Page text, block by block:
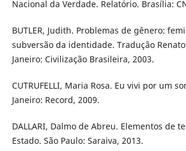
Nacional da Verdade. Relatório. Brasília:
BUTLER, Judith. Problemas de gênero:
subversão da identidade. Tradução
Janeiro: Civilização Brasileira, 2003.
CUTRUFELLI, Maria Rosa. Eu vivi por um
Janeiro: Record, 2009.
DALLARI, Dalmo de Abreu. Elementos de
Estado. São Paulo: Saraiva, 2013.